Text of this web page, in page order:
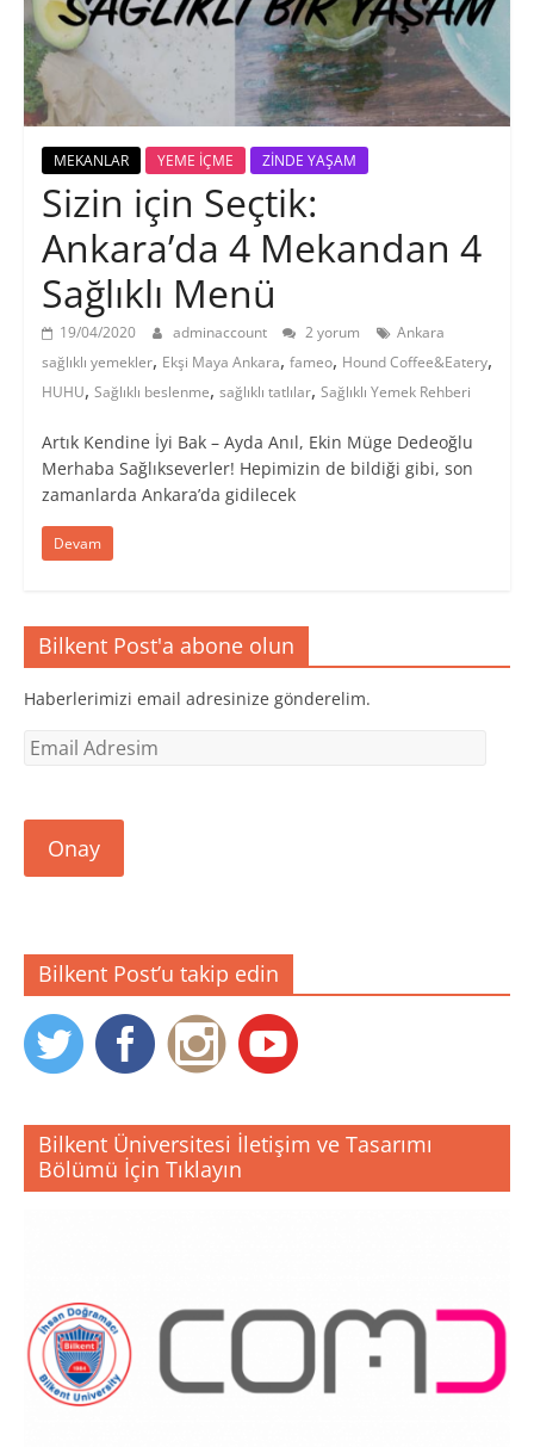
MEKANLAR YEME İÇME ZİNDE YAŞAM
Sizin için Seçtik:
Ankara’da 4 Mekandan 4
Sağlıklı Menü
19/04/2020 adminaccount 2 yorum
Ankara
sağlıklı yemekler, Ekşi Maya Ankara, fameo, Hound Coffee&Eatery,
HUHU, Sağlıklı beslenme, sağlıklı tatlılar, Sağlıklı Yemek Rehberi
Artık Kendine İyi Bak – Ayda Anıl, Ekin Müge Dedeoğlu
Merhaba Sağlıkseverler! Hepimizin de bildiği gibi, son
zamanlarda Ankara’da gidilecek
Devam
Bilkent Post'a abone olun
Haberlerimizi email adresinize gönderelim.
Email
Onay
Bilkent Post’u takip edin
Bilkent Üniversitesi İletişim ve Tasarımı
Bölümü İçin Tıklayın